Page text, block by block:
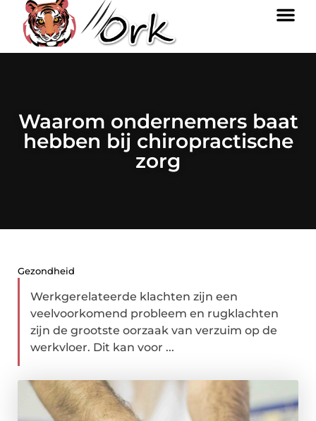
Waarom ondernemers baat
hebben bij chiropractische
zorg
Gezondheid
Werkgerelateerde klachten zijn een
veelvoorkomend probleem en rugklachten
zijn de grootste oorzaak van verzuim op de
werkvloer. Dit kan voor ...